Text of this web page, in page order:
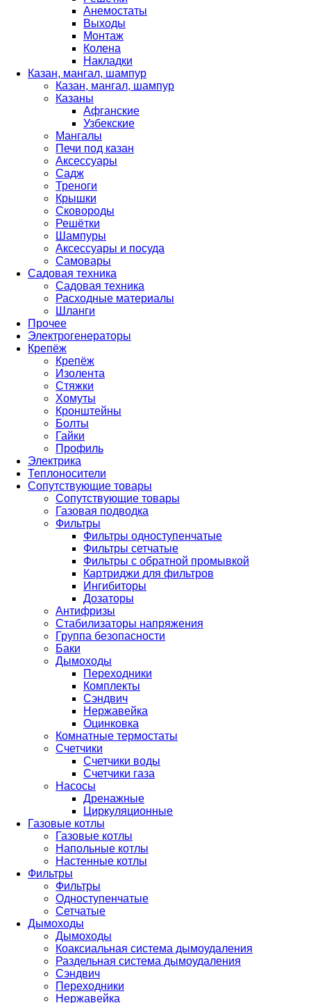
Анемостаты
Выходы
Монтаж
Колена
Накладки
Казан, мангал, шампур
Казан, мангал, шампур
Казаны
Афганские
Узбекские
Мангалы
Печи под казан
Аксессуары
Садж
Треноги
Крышки
Сковороды
Решётки
Шампуры
Аксессуары и посуда
Самовары
Садовая техника
Садовая техника
Расходные материалы
Шланги
Прочее
Электрогенераторы
Крепёж
Крепёж
Изолента
Стяжки
Хомуты
Кронштейны
Болты
Гайки
Профиль
Электрика
Теплоносители
Сопутствующие товары
Сопутствующие товары
Газовая подводка
Фильтры
Фильтры одноступенчатые
Фильтры сетчатые
Фильтры с обратной промывкой
Картриджи для фильтров
Ингибиторы
Дозаторы
Антифризы
Стабилизаторы напряжения
Группа безопасности
Баки
Дымоходы
Переходники
Комплекты
Сэндвич
Нержавейка
Оцинковка
Комнатные термостаты
Счетчики
Счетчики воды
Счетчики газа
Насосы
Дренажные
Циркуляционные
Газовые котлы
Газовые котлы
Напольные котлы
Настенные котлы
Фильтры
Фильтры
Одноступенчатые
Сетчатые
Дымоходы
Дымоходы
Коаксиальная система дымоудаления
Раздельная система дымоудаления
Сэндвич
Переходники
Нержавейка